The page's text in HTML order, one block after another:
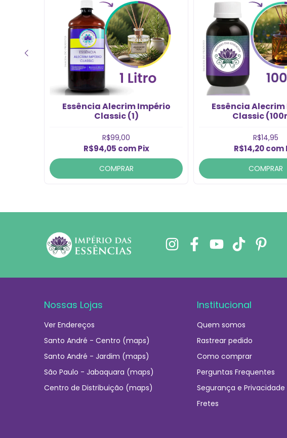
Essência Alecrim Império
Classic (1)
R$99,00
R$94,05 com Pix
COMPRAR
Essência
Classic
R$14,95
R$14,20com
COMPRAR
Nossas Lojas
Ver Endereços
Santo André - Centro (maps)
Santo André - Jardim (maps)
São Paulo - Jabaquara (maps)
Centro de Distribuição (maps)
Institucional
Quem somos
Rastrear pedido
Como comprar
Perguntas Frequentes
Segurança e Privacidade
Fretes